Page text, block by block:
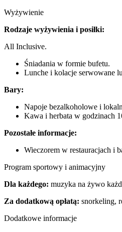
Wyżywienie
Rodzaje wyżywienia i posiłki:
All Inclusive.
Śniadania w formie bufetu.
Lunche i kolacje serwowane
Bary:
Napoje bezalkoholowe i
Kawa i herbata w godzinach
Pozostałe informacje:
Wieczorem w restauracjach i
Program sportowy i animacyjny
Dla każdego: muzyka na żywo
Za dodatkową opłatą: snorkeling,
Dodatkowe informacje